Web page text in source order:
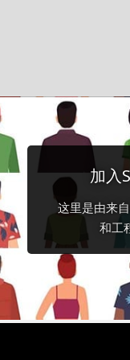
加入
这里是由来
和工